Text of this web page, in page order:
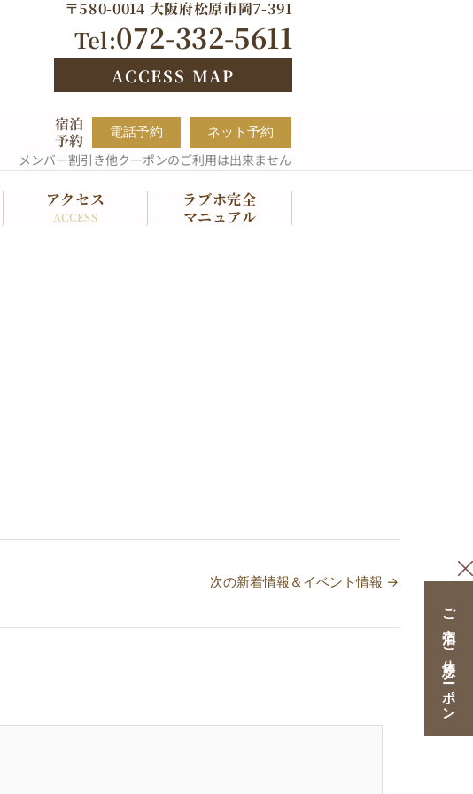
〒580-0014 大阪府松原市岡7-391
Tel:072-332-5611
ACCESS MAP
宿泊
予約
電話予約 ネット予約
メンバー割引き他クーポンのご利用は出来ません
アクセス
ACCESS
ラブホ完全
マニュアル
次の新着情報＆イベント情報 →
ご宿泊・ご休憩クーポン